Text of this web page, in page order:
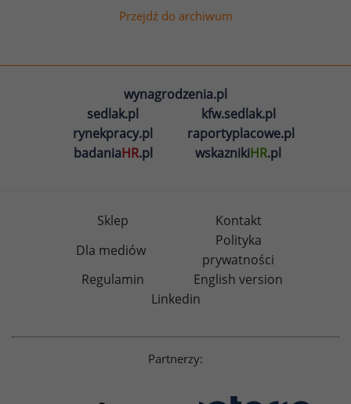
Przejdź do archiwum
wynagrodzenia.pl
sedlak.pl
kfw.sedlak.pl
rynekpracy.pl
raportyplacowe.pl
badaniaHR.pl wskaznikiHR.pl
Sklep
Kontakt
Dla mediów
Polityka
prywatności
Regulamin
English version
Linkedin
Partnerzy: